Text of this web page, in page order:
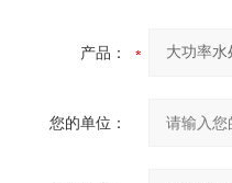
产品：
您的单位：